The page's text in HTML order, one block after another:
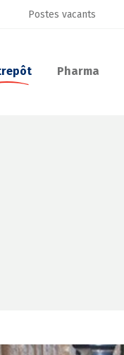
Pharma
Postes vacants